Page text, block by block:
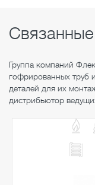
Группа компаний
гофрированных труб
деталей для их
дистрибьютор